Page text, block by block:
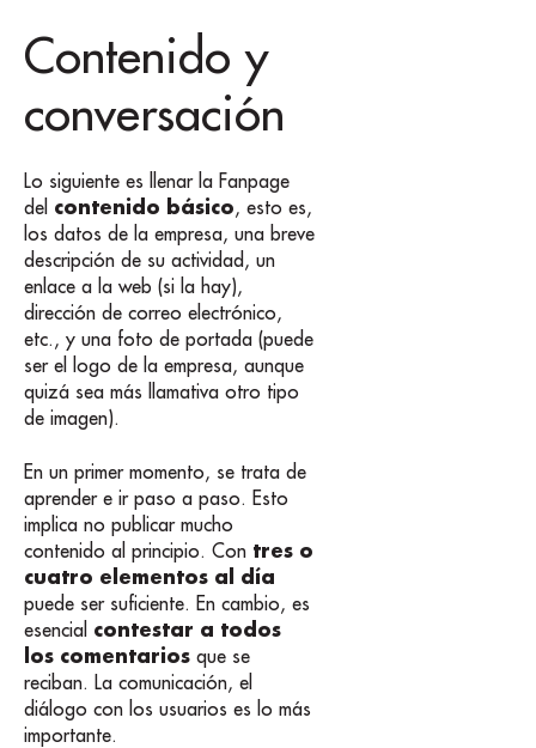
Contenido y
conversación
Lo siguiente es llenar la Fanpage
del contenido básico, esto es,
los datos de la empresa, una breve
descripción de su actividad, un
enlace a la web (si la hay),
dirección de correo electrónico,
etc., y una foto de portada (puede
ser el logo de la empresa, aunque
quizá sea más llamativa otro tipo
de imagen).
En un primer momento, se trata de
aprender e ir paso a paso. Esto
implica no publicar mucho
contenido al principio. Con tres o
cuatro elementos al día
puede ser suficiente. En cambio, es
esencial contestar a todos
los comentarios que se
reciban. La comunicación, el
diálogo con los usuarios es lo más
importante.